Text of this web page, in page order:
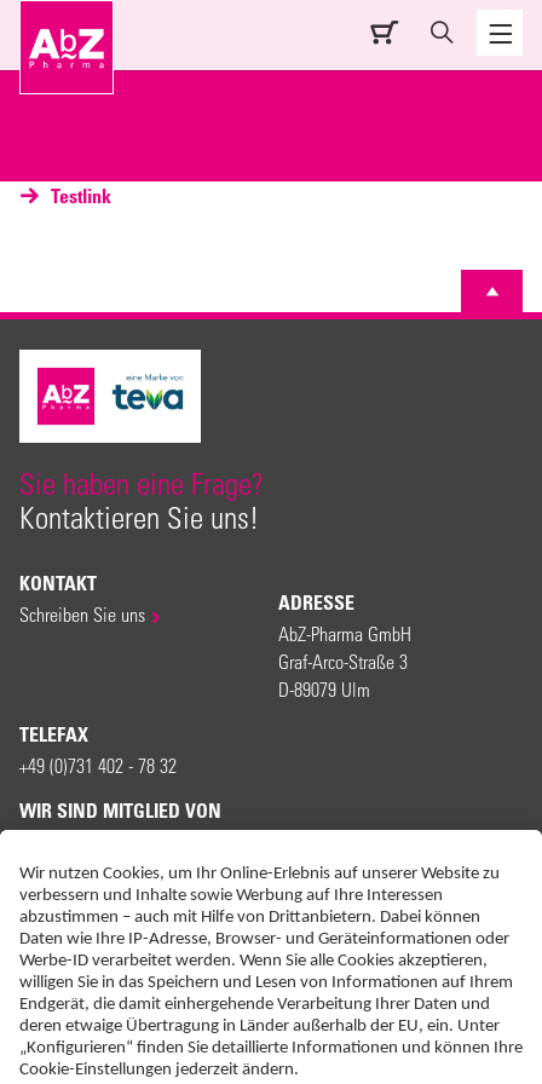
Testlink
Sie haben eine Frage?
Kontaktieren Sie uns!
KONTAKT
Schreiben Sie uns ADRESSE
AbZ-Pharma GmbH
Graf-Arco-Straße 3
D-89079 Ulm
TELEFAX
+49 (0)731 402 - 78 32
WIR SIND MITGLIED VON
ERKLÄRUNG ZUR BARRIEREFREIHEIT
IMPRESSUM
KONTAKT